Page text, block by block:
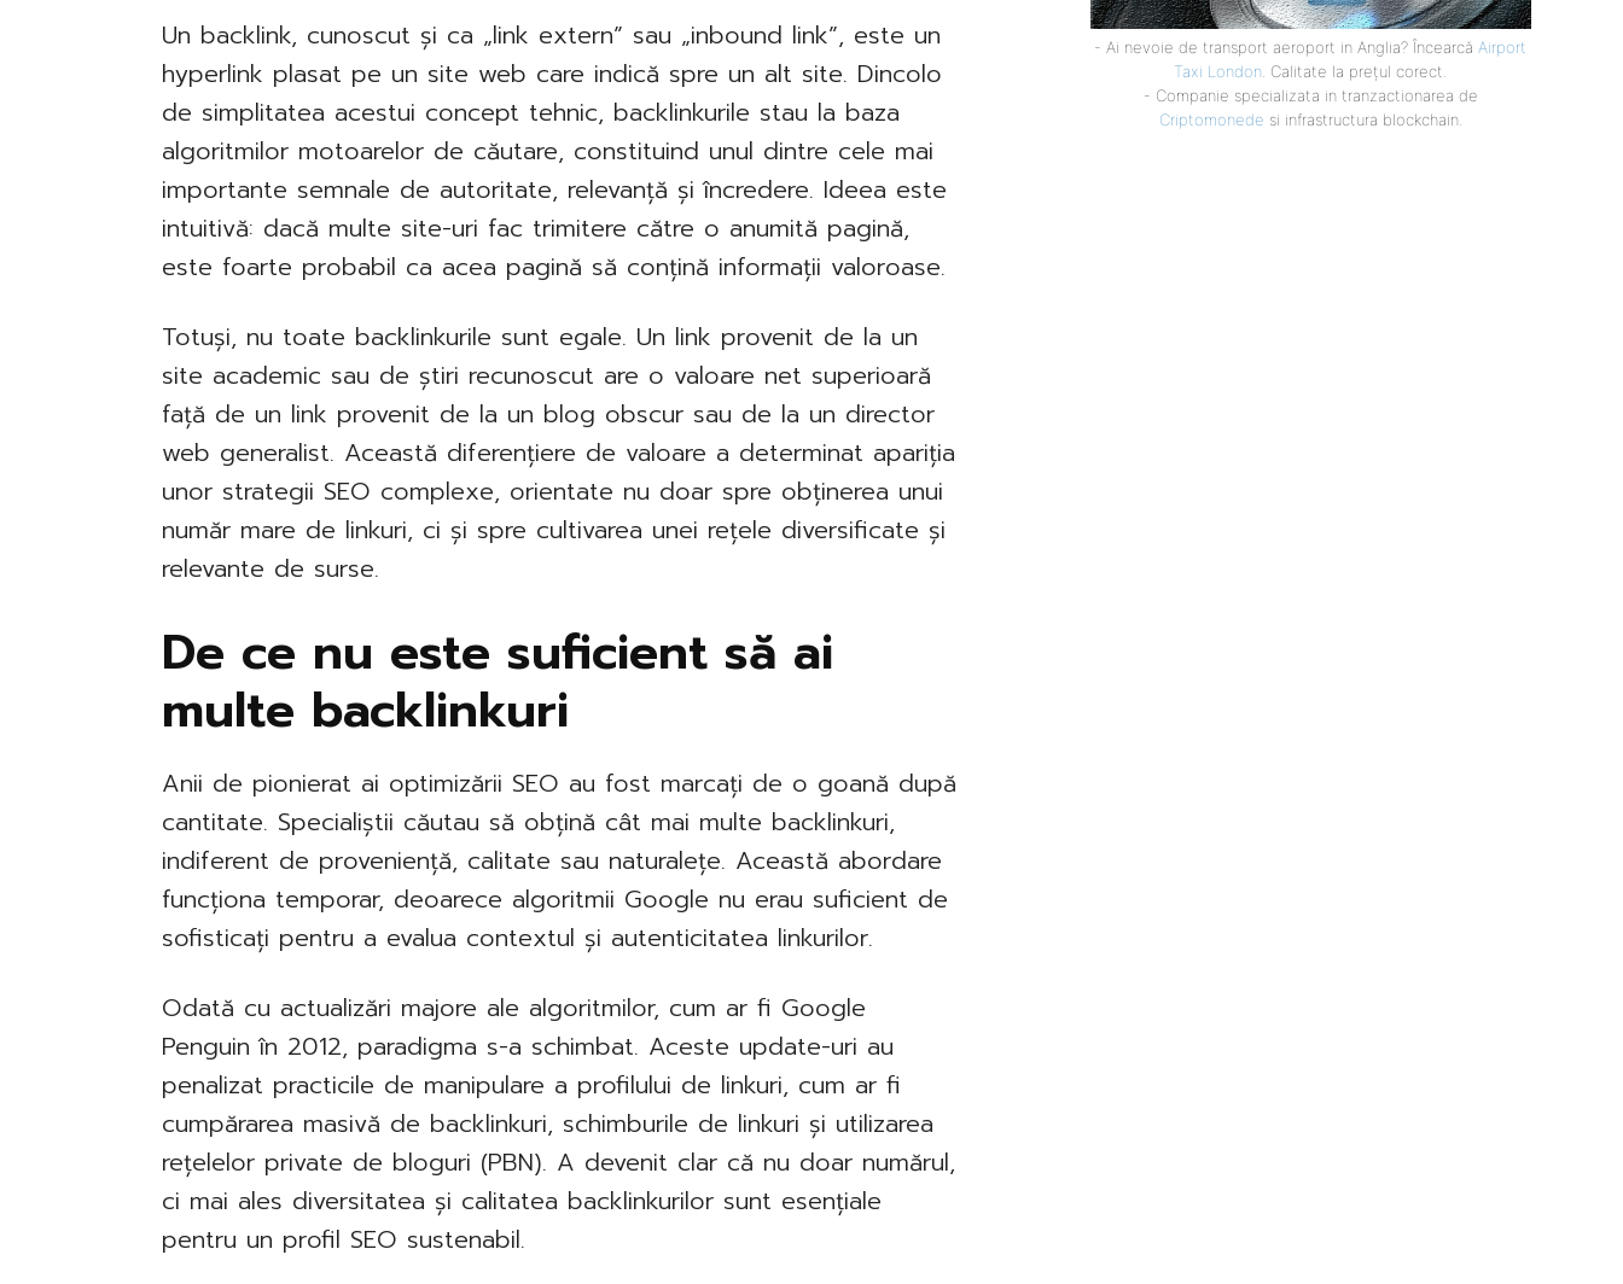
Un backlink, cunoscut și ca „link extern” sau „inbound link”, este un
hyperlink plasat pe un site web care indică spre un alt site. Dincolo
de simplitatea acestui concept tehnic, backlinkurile stau la baza
algoritmilor motoarelor de căutare, constituind unul dintre cele mai
importante semnale de autoritate, relevanță și încredere. Ideea este
intuitivă: dacă multe site-uri fac trimitere către o anumită pagină,
este foarte probabil ca acea pagină să conțină informații valoroase.
Totuși, nu toate backlinkurile sunt egale. Un link provenit de la un
site academic sau de știri recunoscut are o valoare net superioară
față de un link provenit de la un blog obscur sau de la un director
web generalist. Această diferențiere de valoare a determinat apariția
unor strategii SEO complexe, orientate nu doar spre obținerea unui
număr mare de linkuri, ci și spre cultivarea unei rețele diversificate și
relevante de surse.
De ce nu este suficient să ai
multe backlinkuri
Anii de pionierat ai optimizării SEO au fost marcați de o goană după
cantitate. Specialiștii căutau să obțină cât mai multe backlinkuri,
indiferent de proveniență, calitate sau naturalețe. Această abordare
funcționa temporar, deoarece algoritmii Google nu erau suficient de
sofisticați pentru a evalua contextul și autenticitatea linkurilor.
Odată cu actualizări majore ale algoritmilor, cum ar fi Google
Penguin în 2012, paradigma s-a schimbat. Aceste update-uri au
penalizat practicile de manipulare a profilului de linkuri, cum ar fi
cumpărarea masivă de backlinkuri, schimburile de linkuri și utilizarea
rețelelor private de bloguri (PBN). A devenit clar că nu doar numărul,
ci mai ales diversitatea și calitatea backlinkurilor sunt esențiale
pentru un profil SEO sustenabil.
- Ai nevoie de transport aeroport in Anglia? Încearcă Airport
Taxi London . Calitate la prețul corect.
- Companie specializata in tranzactionarea de
Criptomonede si infrastructura blockchain.